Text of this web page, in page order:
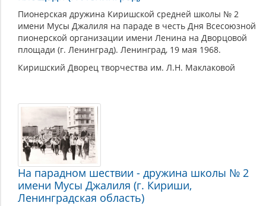
Пионерская дружина Киришской средней школы № 2
имени Мусы Джалиля на параде в честь Дня Всесоюзной
пионерской организации имени Ленина на Дворцовой
площади (г. Ленинград). Ленинград, 19 мая 1968.
Киришский Дворец творчества им. Л.Н. Маклаковой
На парадном шествии - дружина школы № 2
имени Мусы Джалиля (г. Кириши,
Ленинградская область)